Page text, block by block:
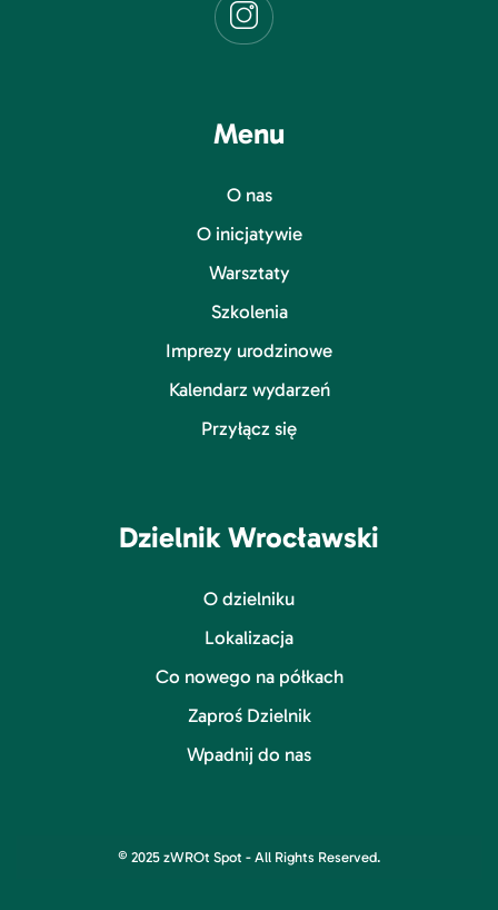
Menu
O nas
O inicjatywie
Warsztaty
Szkolenia
Imprezy urodzinowe
Kalendarz wydarzeń
Przyłącz się
Dzielnik Wrocławski
O dzielniku
Lokalizacja
Co nowego na półkach
Zaproś Dzielnik
Wpadnij do nas
© 2025 zWROt Spot - All Rights Reserved.